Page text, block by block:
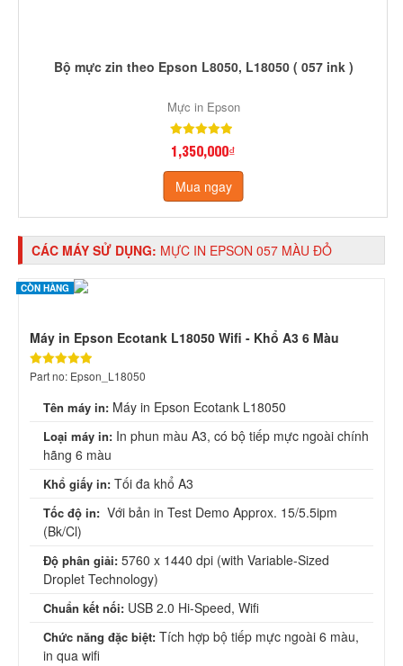
Bộ mực zin theo Epson L8050, L18050 ( 057 ink )
Mực in Epson
1,350,000₫
Mua ngay
CÁC MÁY SỬ DỤNG: MỰC IN EPSON 057 MÀU ĐỎ
CÒN HÀNG
Máy in Epson Ecotank L18050 Wifi - Khổ A3 6 Màu
Part no: Epson_L18050
Tên máy in: Máy in Epson Ecotank L18050
Loại máy in: In phun màu A3, có bộ tiếp mực ngoài chính
hãng 6 màu
Khổ giấy in: Tối đa khổ A3
Tốc độ in: Với bản in Test Demo Approx. 15/5.5ipm
(Bk/Cl)
Độ phân giải: 5760 x 1440 dpi (with Variable-Sized
Droplet Technology)
Chuẩn kết nối: USB 2.0 Hi-Speed, Wifi
Chức năng đặc biệt: Tích hợp bộ tiếp mực ngoài 6 màu,
in qua wifi